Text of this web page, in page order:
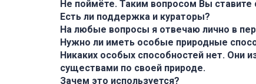
Не поймёте. Таким вопросом Вы
Есть ли поддержка и кураторы?
На любые вопросы я отвечаю лично в
Нужно ли иметь особые природные
Никаких особых способностей нет. Они
существами по своей природе.
Зачем это используется?